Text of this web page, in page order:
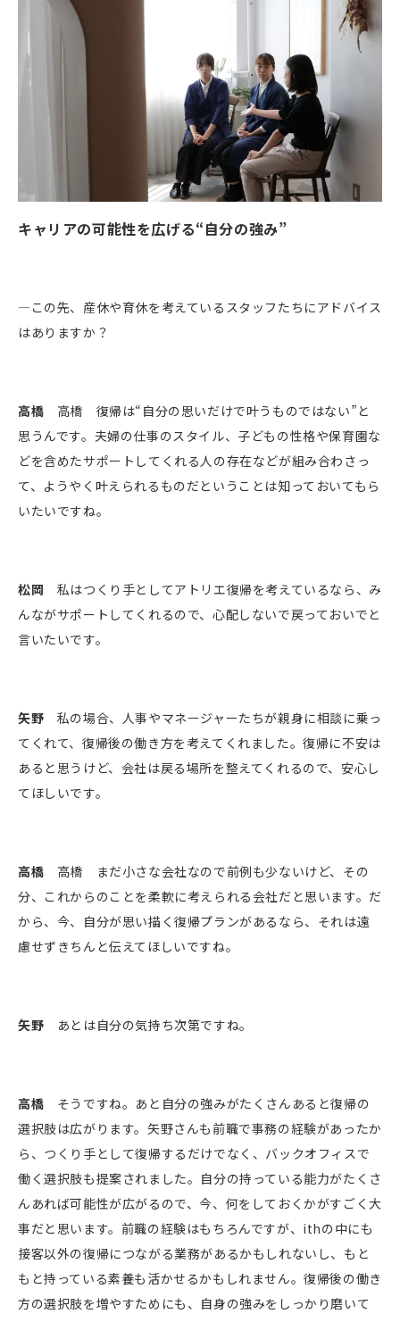
キャリアの可能性を広げる“自分の強み”
―この先、産休や育休を考えているスタッフたちにアドバイス
はありますか？
高橋 高橋 復帰は“自分の思いだけで叶うものではない”と
思うんです。夫婦の仕事のスタイル、子どもの性格や保育園な
どを含めたサポートしてくれる人の存在などが組み合わさっ
て、ようやく叶えられるものだということは知っておいてもら
いたいですね。
松岡 私はつくり手としてアトリエ復帰を考えているなら、み
んながサポートしてくれるので、心配しないで戻っておいでと
言いたいです。
矢野 私の場合、人事やマネージャーたちが親身に相談に乗っ
てくれて、復帰後の働き方を考えてくれました。復帰に不安は
あると思うけど、会社は戻る場所を整えてくれるので、安心し
てほしいです。
高橋 高橋 まだ小さな会社なので前例も少ないけど、その
分、これからのことを柔軟に考えられる会社だと思います。だ
から、今、自分が思い描く復帰プランがあるなら、それは遠
慮せずきちんと伝えてほしいですね。
矢野 あとは自分の気持ち次第ですね。
高橋 そうですね。あと自分の強みがたくさんあると復帰の
選択肢は広がります。矢野さんも前職で事務の経験があったか
ら、つくり手として復帰するだけでなく、バックオフィスで
働く選択肢も提案されました。自分の持っている能力がたくさ
んあれば可能性が広がるので、今、何をしておくかがすごく大
事だと思います。前職の経験はもちろんですが、ithの中にも
接客以外の復帰につながる業務があるかもしれないし、もと
もと持っている素養も活かせるかもしれません。復帰後の働き
方の選択肢を増やすためにも、自身の強みをしっかり磨いて